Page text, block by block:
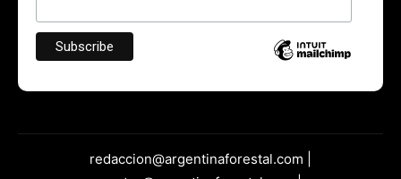
redaccion@argentinaforestal.com |